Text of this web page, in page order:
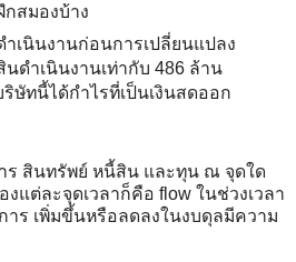
กสมองบ้าง
ำเนินงานก่อนการเปลี่ยนแปลง
ดำเนินงานเท่ากับ 486 ล้าน
ษัทนี้ได้กำไรที่เป็นเงินสดออก
ร สินทรัพย์ หนี้สิน และทุน ณ จุดใด
งแต่ละจุดเวลาก็คือ flow ในช่วงเวลา
าร เพิ่มขึ้นหรือลดลงในงบดุลมีความ